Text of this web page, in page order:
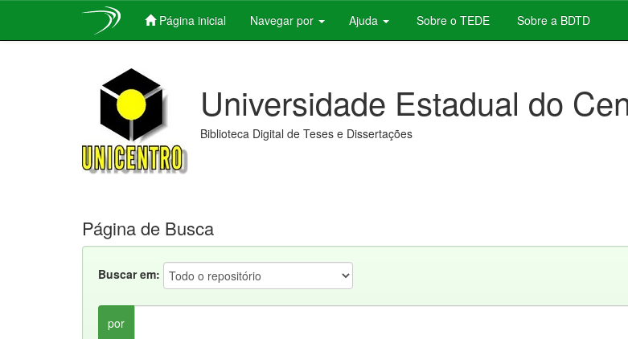
Página inicial Navegar por Ajuda Sobre o TEDE Sobre a BDTD
Universidade Estadual do
Biblioteca Digital de Teses e Dissertações
Página de Busca
Buscar em:
por